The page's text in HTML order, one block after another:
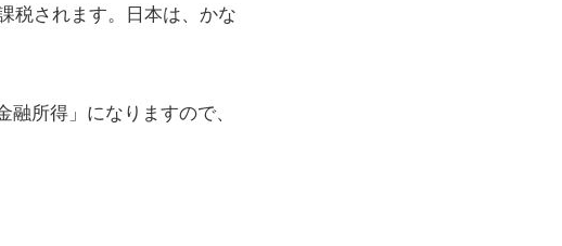
税されます。日本は、かな
所得」になりますので、